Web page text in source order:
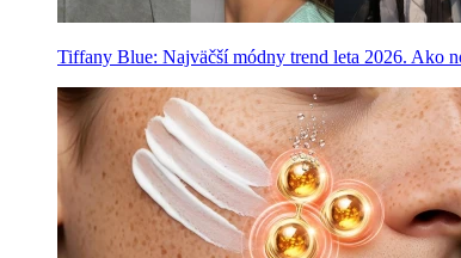
Tiffany Blue: Najväčší módny trend leta 2026. Ako